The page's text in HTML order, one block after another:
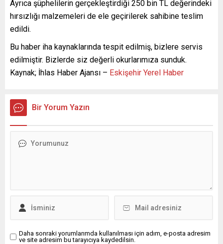
Ayrıca şüphelilerin gerçekleştirdiği 250 bin TL değerindeki
hırsızlığı malzemeleri de ele geçirilerek sahibine teslim
edildi.
Bu haber iha kaynaklarında tespit edilmiş, bizlere servis
edilmiştir. Bizlerde siz değerli okurlarımıza sunduk.
Kaynak; İhlas Haber Ajansı – Eskişehir Yerel Haber
Bir Yorum Yazın
Daha sonraki yorumlarımda kullanılması için adım, e-posta adresim
ve site adresim bu tarayıcıya kaydedilsin.